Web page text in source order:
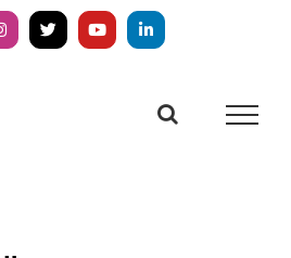
X YouTubeLinkedIn